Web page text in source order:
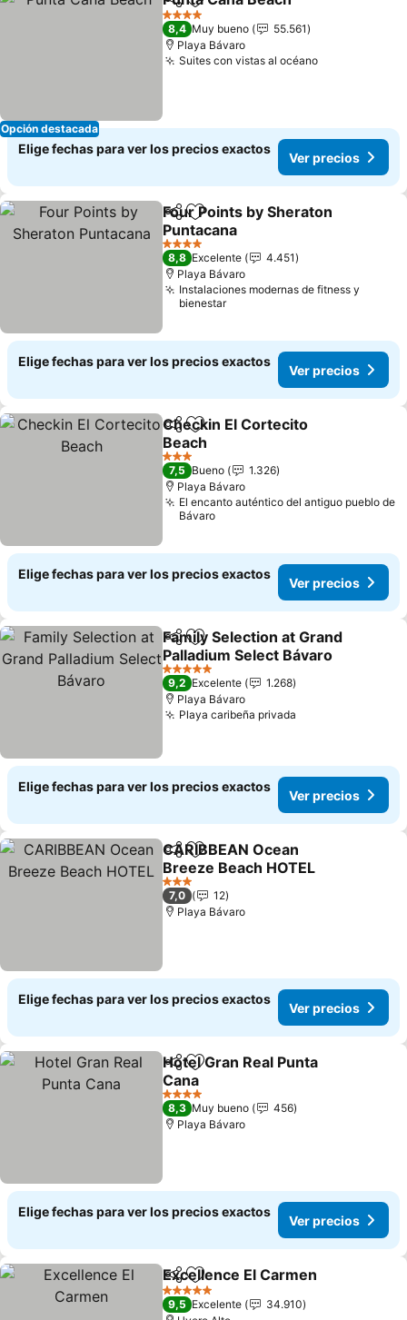
Opción destacada
CompartirAgregar a favoritos
4 Estrellas
8,4 Muy bueno
55.561
Playa Bávaro
Suites con vistas al océanoVer precios
Elige fechas para ver los precios exactos
Ver precios
CompartirAgregar a favoritos
Four Points by Sheraton
Puntacana
Ver precios
4 Estrellas
8,8 Excelente
4.451
Playa Bávaro
Instalaciones modernas de fitness y
bienestar
Elige fechas para ver los precios exactos
Ver precios
CompartirAgregar a favoritos
Checkin El Cortecito
Beach
Ver precios
3 Estrellas
7,5 Bueno
1.326
Playa Bávaro
El encanto auténtico del antiguo pueblo de
Bávaro
Elige fechas para ver los precios exactos
Ver precios
CompartirAgregar a favoritos
Family Selection at Grand
Palladium Select Bávaro
Ver precios
5 Estrellas
9,2 Excelente
1.268
Playa Bávaro
Playa caribeña privada
Elige fechas para ver los precios exactos
Ver precios
CompartirAgregar a favoritos
CARIBBEAN Ocean
Breeze Beach HOTEL
Ver precios
3 Estrellas
7,0
12
Playa Bávaro
Elige fechas para ver los precios exactos
Ver precios
CompartirAgregar a favoritos
Hotel Gran Real Punta
Cana
Ver precios
4 Estrellas
8,3 Muy bueno
456
Playa Bávaro
Elige fechas para ver los precios exactos
Ver precios
CompartirAgregar a favoritos
Excellence El Carmen
5 Estrellas
9,5 Excelente
34.910